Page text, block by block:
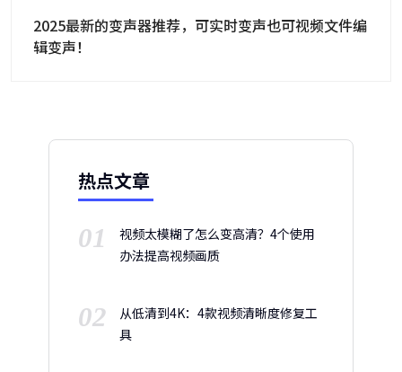
2025最新的变声器推荐，可实时变声也可视频文件编
辑变声！
热点文章
01
视频太模糊了怎么变高清？4个使用
办法提高视频画质
02
从低清到4K：4款视频清晰度修复工
具